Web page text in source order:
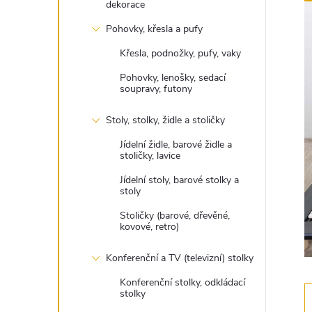
dekorace
Pohovky, křesla a pufy
Křesla, podnožky, pufy, vaky
Pohovky, lenošky, sedací
soupravy, futony
Stoly, stolky, židle a stoličky
Jídelní židle, barové židle a
stoličky, lavice
Jídelní stoly, barové stolky a
stoly
Stoličky (barové, dřevěné,
kovové, retro)
Konferenční a TV (televizní) stolky
Konferenční stolky, odkládací
stolky